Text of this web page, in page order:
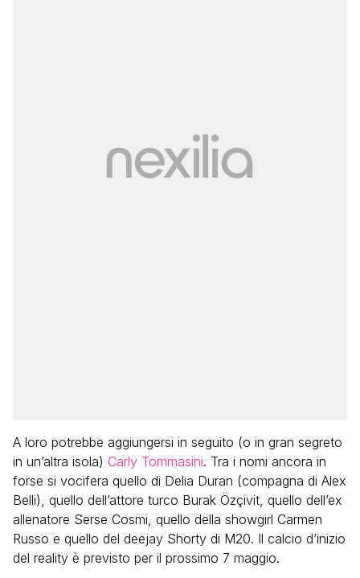
A loro potrebbe aggiungersi in seguito (o in gran segreto
in un’altra isola) Carly Tommasini. Tra i nomi ancora in
forse si vocifera quello di Delia Duran (compagna di Alex
Belli), quello dell’attore turco Burak Özçivit, quello dell’ex
allenatore Serse Cosmi, quello della showgirl Carmen
Russo e quello del deejay Shorty di M20. Il calcio d’inizio
del reality è previsto per il prossimo 7 maggio.